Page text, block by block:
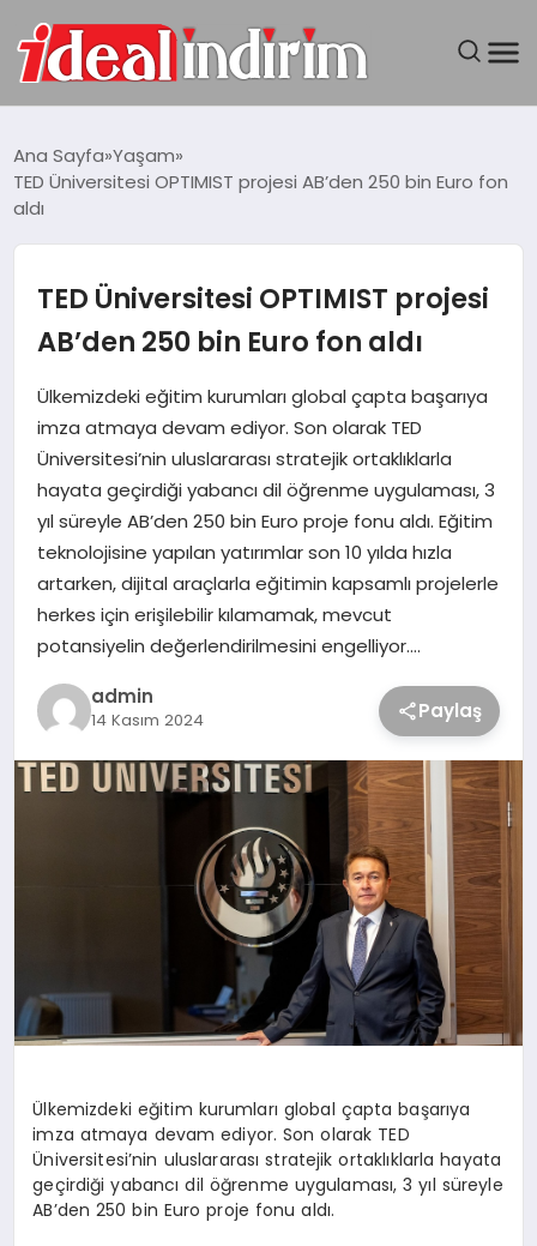
BILGISAYAR
TEKNOLOJI
YAŞAM
Ana Sayfa Yaşam
TED Üniversitesi OPTIMIST projesi AB’den 250 bin Euro fon
aldı
TED Üniversitesi OPTIMIST projesi
AB’den 250 bin Euro fon aldı
Ülkemizdeki eğitim kurumları global çapta başarıya
imza atmaya devam ediyor. Son olarak TED
Üniversitesi’nin uluslararası stratejik ortaklıklarla
hayata geçirdiği yabancı dil öğrenme uygulaması, 3
yıl süreyle AB’den 250 bin Euro proje fonu aldı. Eğitim
teknolojisine yapılan yatırımlar son 10 yılda hızla
artarken, dijital araçlarla eğitimin kapsamlı projelerle
herkes için erişilebilir kılamamak, mevcut
potansiyelin değerlendirilmesini engelliyor….
admin
14 Kasım 2024 Paylaş
Ülkemizdeki eğitim kurumları global çapta başarıya
imza atmaya devam ediyor. Son olarak TED
Üniversitesi’nin uluslararası stratejik ortaklıklarla hayata
geçirdiği yabancı dil öğrenme uygulaması, 3 yıl süreyle
AB’den 250 bin Euro proje fonu aldı.